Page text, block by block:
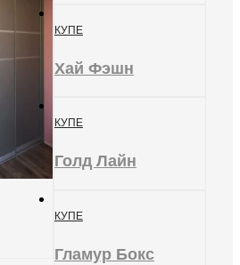
КУПЕ
Хай Фэшн
КУПЕ
Голд Лайн
КУПЕ
Гламур Бокс